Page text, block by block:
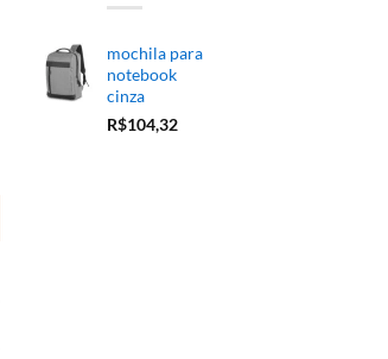
mochila para
notebook
cinza
R$104,32